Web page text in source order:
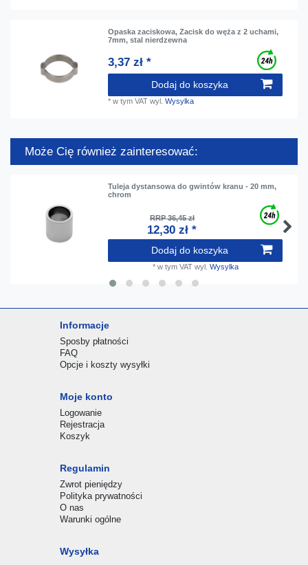
Opaska zaciskowa, Zacisk do węża z 2 uchami,
7mm, stal nierdzewna
3,37 zł *
Dodaj do koszyka
*w tym VAT wyl.Wysylka
Może Cię również zainteresować:
Tuleja dystansowa do gwintów kranu - 20 mm,
chrom
RRP 36,45 zł
12,30 zł *
Dodaj do koszyka
* w tym VATwyl. Wysylka
Informacje
Sposby płatności
FAQ
Opcje i koszty wysyłki
Moje konto
Logowanie
Rejestracja
Koszyk
Regulamin
Zwrot pieniędzy
Polityka prywatności
O nas
Warunki ogólne
Wysyłka